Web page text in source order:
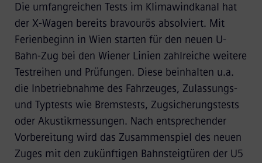
Die umfangreichen Tests im Klimawindkanal hat
der X-Wagen bereits bravourös absolviert. Mit
Ferienbeginn in Wien starten für den neuen U-
Bahn-Zug bei den Wiener Linien zahlreiche weitere
Testreihen und Prüfungen. Diese beinhalten u.a.
die Inbetriebnahme des Fahrzeuges, Zulassungs-
und Typtests wie Bremstests, Zugsicherungstests
oder Akustikmessungen. Nach entsprechender
Vorbereitung wird das Zusammenspiel des neuen
Zuges mit den zukünftigen Bahnsteigtüren der U5